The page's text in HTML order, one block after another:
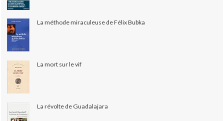
La méthode miraculeuse de Félix Bubka
La mort sur le vif
La révolte de Guadalajara